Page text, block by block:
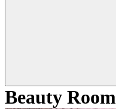
Beauty Room